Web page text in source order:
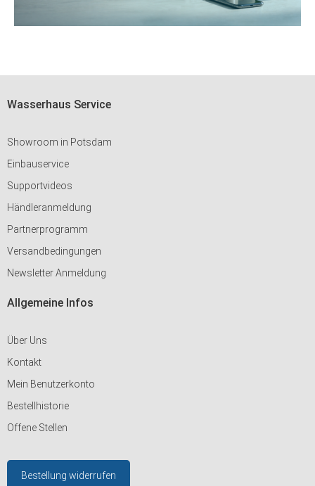
Wasserhaus Service
Showroom in Potsdam
Einbauservice
Supportvideos
Händleranmeldung
Partnerprogramm
Versandbedingungen
Newsletter Anmeldung
Allgemeine Infos
Über Uns
Kontakt
Mein Benutzerkonto
Bestellhistorie
Offene Stellen
Bestellung widerrufen